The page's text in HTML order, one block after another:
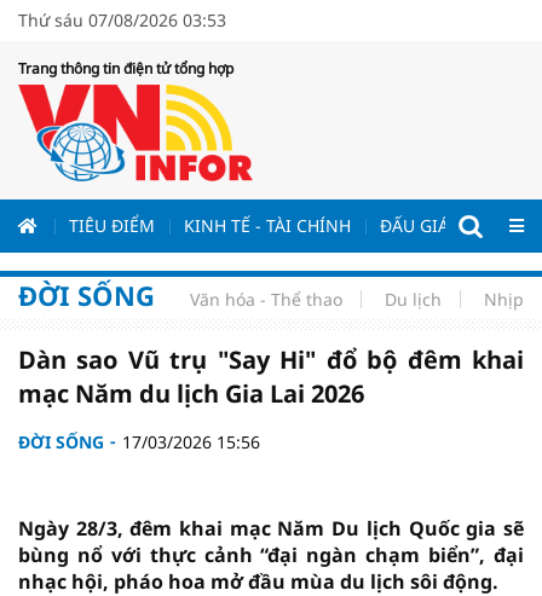
Thứ sáu 07/08/2026 03:53
Trang thông tin điện tử tổng hợp
TIÊU ĐIỂM KINH TẾ - TÀI CHÍNH ĐẤU GIÁ - ĐẤU
ĐỜI SỐNG Văn hóa - Thể thao Du lịch Nhịp
Dàn sao Vũ trụ "Say Hi" đổ bộ đêm khai
mạc Năm du lịch Gia Lai 2026
ĐỜI SỐNG 17/03/2026 15:56
Ngày 28/3, đêm khai mạc Năm Du lịch Quốc gia sẽ
bùng nổ với thực cảnh “đại ngàn chạm biển”, đại
nhạc hội, pháo hoa mở đầu mùa du lịch sôi động.